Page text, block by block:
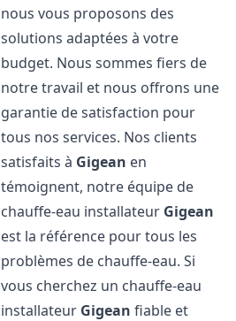
nous vous proposons des
solutions adaptées à votre
budget. Nous sommes fiers de
notre travail et nous offrons une
garantie de satisfaction pour
tous nos services. Nos clients
satisfaits à Gigean en
témoignent, notre équipe de
chauffe-eau installateur Gigean
est la référence pour tous les
problèmes de chauffe-eau. Si
vous cherchez un chauffe-eau
installateur Gigean fiable et